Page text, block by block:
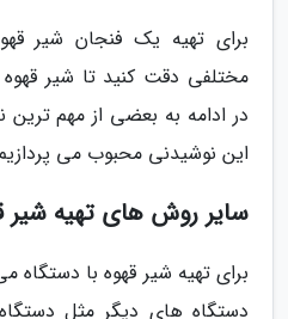
برای تهیه یک فنجان شیر
مختلفی دقت کنید تا شیر
در ادامه به بعضی از مهم
این نوشیدنی محبوب می
سایر روش های تهیه شیر
برای تهیه شیر قهوه با دستگاه
دستگاه های دیگر مثل